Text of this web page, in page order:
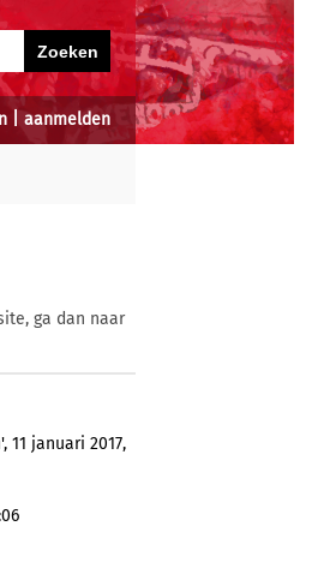
aanmelden
ga dan naar
januari 2017,